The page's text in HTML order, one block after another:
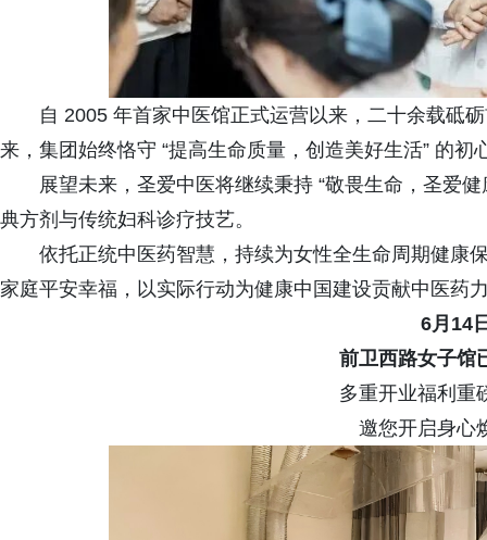
自 2005 年首家中医馆正式运营以来，二十余载砥
来，集团始终恪守 “提高生命质量，创造美好生活” 的初
展望未来，圣爱中医将继续秉持 “敬畏生命，圣爱
典方剂与传统妇科诊疗技艺。
依托正统中医药智慧，持续为女性全生命周期健康
家庭平安幸福，以实际行动为健康中国建设贡献中医药
6月14
前卫西路女子馆
多重开业福利重
邀您开启身心